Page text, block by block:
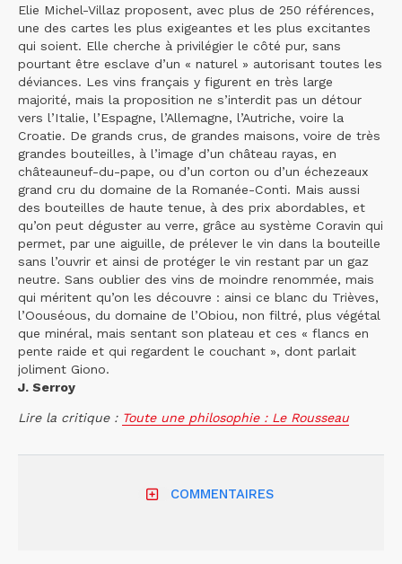
Elie Michel-Villaz proposent, avec plus de 250 références,
une des cartes les plus exigeantes et les plus excitantes
qui soient. Elle cherche à privilégier le côté pur, sans
pourtant être esclave d’un « naturel » autorisant toutes les
déviances. Les vins français y figurent en très large
majorité, mais la proposition ne s’interdit pas un détour
vers l’Italie, l’Espagne, l’Allemagne, l’Autriche, voire la
Croatie. De grands crus, de grandes maisons, voire de très
grandes bouteilles, à l’image d’un château rayas, en
châteauneuf-du-pape, ou d’un corton ou d’un échezeaux
grand cru du domaine de la Romanée-Conti. Mais aussi
des bouteilles de haute tenue, à des prix abordables, et
qu’on peut déguster au verre, grâce au système Coravin qui
permet, par une aiguille, de prélever le vin dans la bouteille
sans l’ouvrir et ainsi de protéger le vin restant par un gaz
neutre. Sans oublier des vins de moindre renommée, mais
qui méritent qu’on les découvre : ainsi ce blanc du Trièves,
l’Oouséous, du domaine de l’Obiou, non filtré, plus végétal
que minéral, mais sentant son plateau et ces « flancs en
pente raide et qui regardent le couchant », dont parlait
joliment Giono.
J. Serroy
Lire la critique : Toute une philosophie : Le Rousseau
COMMENTAIRES